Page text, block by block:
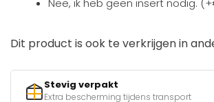
Nee, ik heb geen insert nodig.
Dit product is ook te verkrijgen in
Stevig verpakt
Extra bescherming tijdens transport